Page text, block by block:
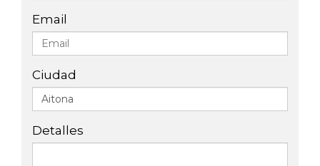
Email
Ciudad
Detalles